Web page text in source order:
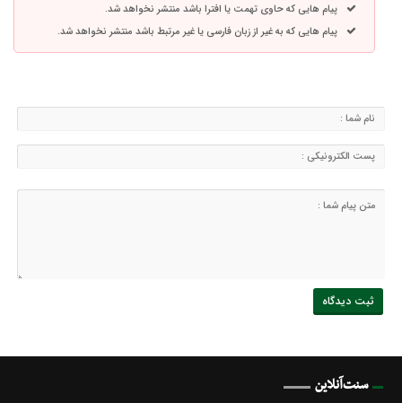
پیام هایی که حاوی تهمت یا افترا باشد منتشر نخواهد شد.
پیام هایی که به غیر از زبان فارسی یا غیر مرتبط باشد منتشر نخواهد شد.
سنت‌آنلاین